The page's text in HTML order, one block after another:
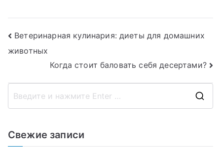
Навигация
по
записям
Ветеринарная кулинария: диеты для домашних
животных
Когда стоит баловать себя десертами?
Свежие записи